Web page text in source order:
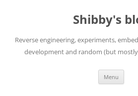
Shibby's
Reverse engineering, experiments,
development and random (but
Menu